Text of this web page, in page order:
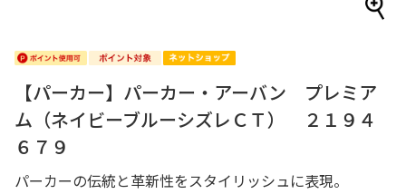
【パーカー】パーカー・アーバン プレミア
ム（ネイビーブルーシズレＣＴ） ２１９４
６７９
パーカーの伝統と革新性をスタイリッシュに表現。